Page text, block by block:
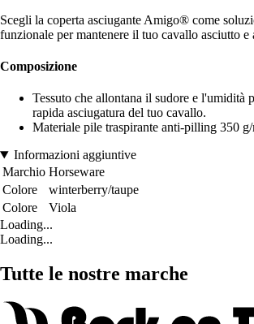
Scegli la coperta asciugante Amigo® come
funzionale per mantenere il tuo cavallo asciutto e
Composizione
Tessuto che allontana il sudore e l'umidità
rapida asciugatura del tuo cavallo.
Materiale pile traspirante anti-pilling 350 g/
Informazioni aggiuntive
Marchio Horseware
Colore
winterberry/taupe
Colore
Viola
Loading...
Loading...
Tutte le nostre marche